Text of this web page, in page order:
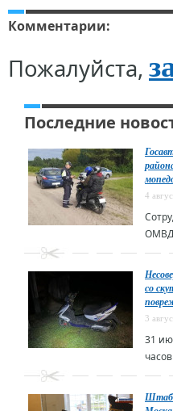
Комментарии:
Пожалуйста,
Последние
4
ОМВД
со
3
31
Штаб